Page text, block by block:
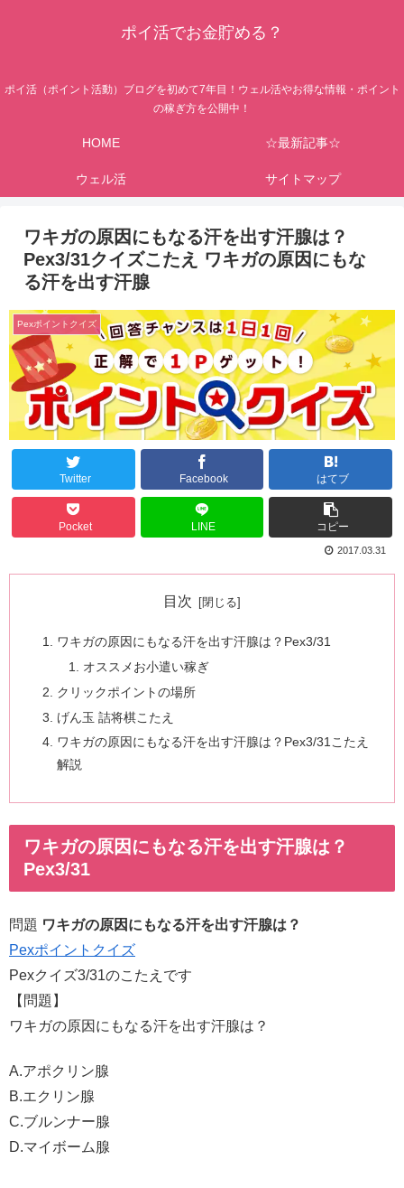
ポイ活でお金貯める？
ポイ活（ポイント活動）ブログを初めて7年目！ウェル活やお得な情報・ポイント
の稼ぎ方を公開中！
HOME ☆最新記事☆
ウェル活 サイトマップ
ワキガの原因にもなる汗を出す汗腺は？
Pex3/31クイズこたえ ワキガの原因にもな
る汗を出す汗腺
Pexポイントクイズ
Twitter Facebook はてブ
Pocket LINE コピー
2017.03.31
目次
ワキガの原因にもなる汗を出す汗腺は？Pex3/31
オススメお小遣い稼ぎ
クリックポイントの場所
げん玉 詰将棋こたえ
ワキガの原因にもなる汗を出す汗腺は？Pex3/31こたえ
解説
ワキガの原因にもなる汗を出す汗腺は？
Pex3/31
問題 ワキガの原因にもなる汗を出す汗腺は？
Pexポイントクイズ
Pexクイズ3/31のこたえです
【問題】
ワキガの原因にもなる汗を出す汗腺は？
A.アポクリン腺
B.エクリン腺
C.ブルンナー腺
D.マイボーム腺